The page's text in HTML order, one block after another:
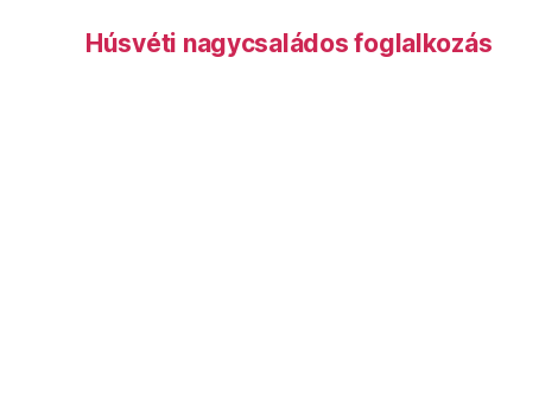
Húsvéti nagycsaládos foglalkozás